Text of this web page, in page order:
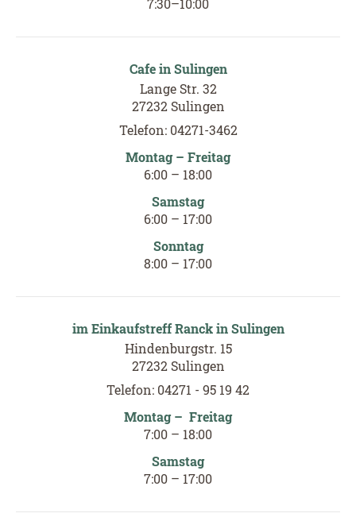
7:30–10:00
Cafe in Sulingen
Lange Str. 32
27232 Sulingen
Telefon: 04271-3462
Montag – Freitag
6:00 – 18:00
Samstag
6:00 – 17:00
Sonntag
8:00 – 17:00
im Einkaufstreff Ranck in Sulingen
Hindenburgstr. 15
27232 Sulingen
Telefon: 04271 - 95 19 42
Montag – Freitag
7:00 – 18:00
Samstag
7:00 – 17:00